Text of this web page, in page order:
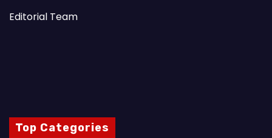
Editorial Team
Top Categories